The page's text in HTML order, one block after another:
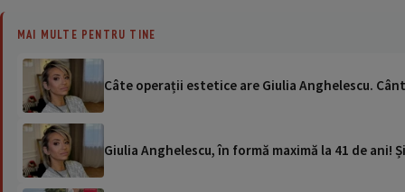
MAI MULTE PENTRU TINE
Câte operații estetice are Giulia Anghelescu.
Giulia Anghelescu, în formă maximă la 41 de ani!